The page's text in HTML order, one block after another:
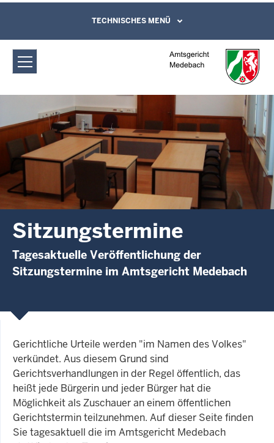
Amtsgericht Medebach:
Sitzungstermine
Direkt zum Inhalt
Leichte Sprache, Gebärdensprachenvideo
und Kontaktformular
TECHNISCHES MENÜ
Sitzungstermine
Tagesaktuelle Veröffentlichung der
Sitzungstermine im Amtsgericht Medebach
Gerichtliche Urteile werden "im Namen des Volkes"
verkündet. Aus diesem Grund sind
Gerichtsverhandlungen in der Regel öffentlich, das
heißt jede Bürgerin und jeder Bürger hat die
Möglichkeit als Zuschauer an einem öffentlichen
Gerichtstermin teilzunehmen. Auf dieser Seite finden
Sie tagesaktuell die im Amtsgericht Medebach